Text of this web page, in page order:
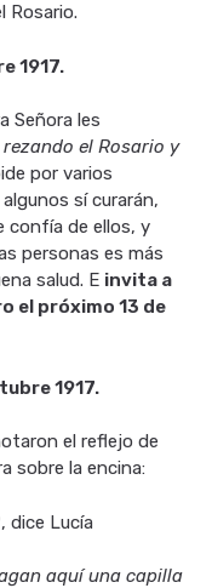
Rosario.
1917.
Señora les
el Rosario y
por varios
sí curarán,
confía de ellos, y
personas es más
salud. E invita a
el próximo 13 de
1917.
el reflejo de
sobre la encina:
dice Lucía
aquí una capilla